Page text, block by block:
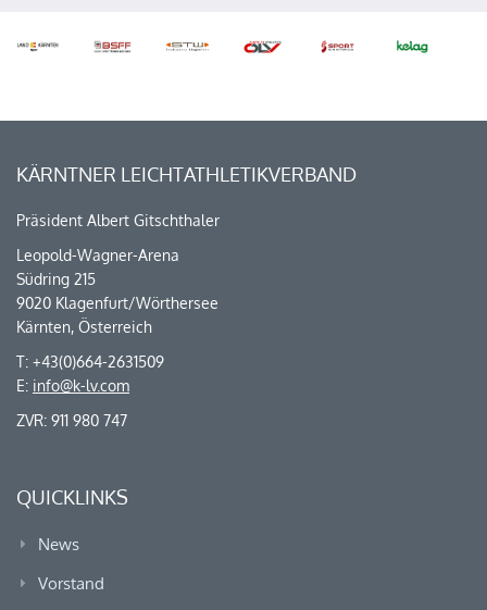
KÄRNTNER LEICHTATHLETIKVERBAND
Präsident Albert Gitschthaler
Leopold-Wagner-Arena
Südring 215
9020 Klagenfurt/Wörthersee
Kärnten, Österreich
T: +43(0)664-2631509
E: info@k-lv.com
ZVR: 911 980 747
QUICKLINKS
News
Vorstand